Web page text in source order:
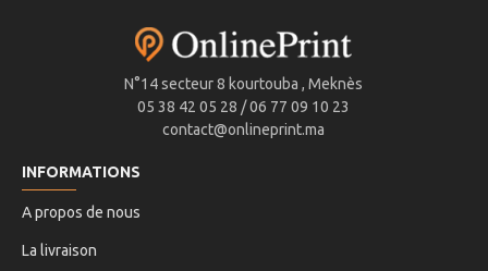
N°14 secteur 8 kourtouba , Meknès
05 38 42 05 28 / 06 77 09 10 23
contact@onlineprint.ma
INFORMATIONS
A propos de nous
La livraison